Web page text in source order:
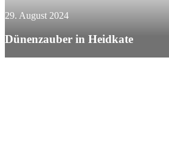
29. August 2024
Dünenzauber in Heidkate